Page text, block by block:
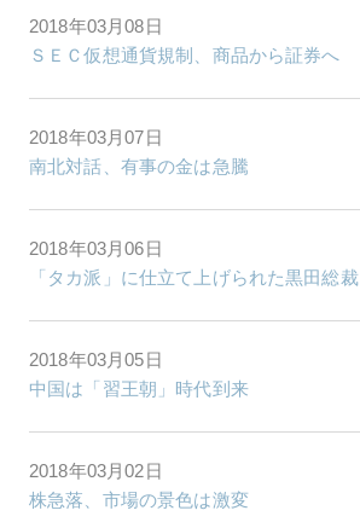
2018年03月08日
ＳＥＣ仮想通貨規制、商品から証券へ
2018年03月07日
南北対話、有事の金は急騰
2018年03月06日
「タカ派」に仕立て上げられた黒田総裁
2018年03月05日
中国は「習王朝」時代到来
2018年03月02日
株急落、市場の景色は激変